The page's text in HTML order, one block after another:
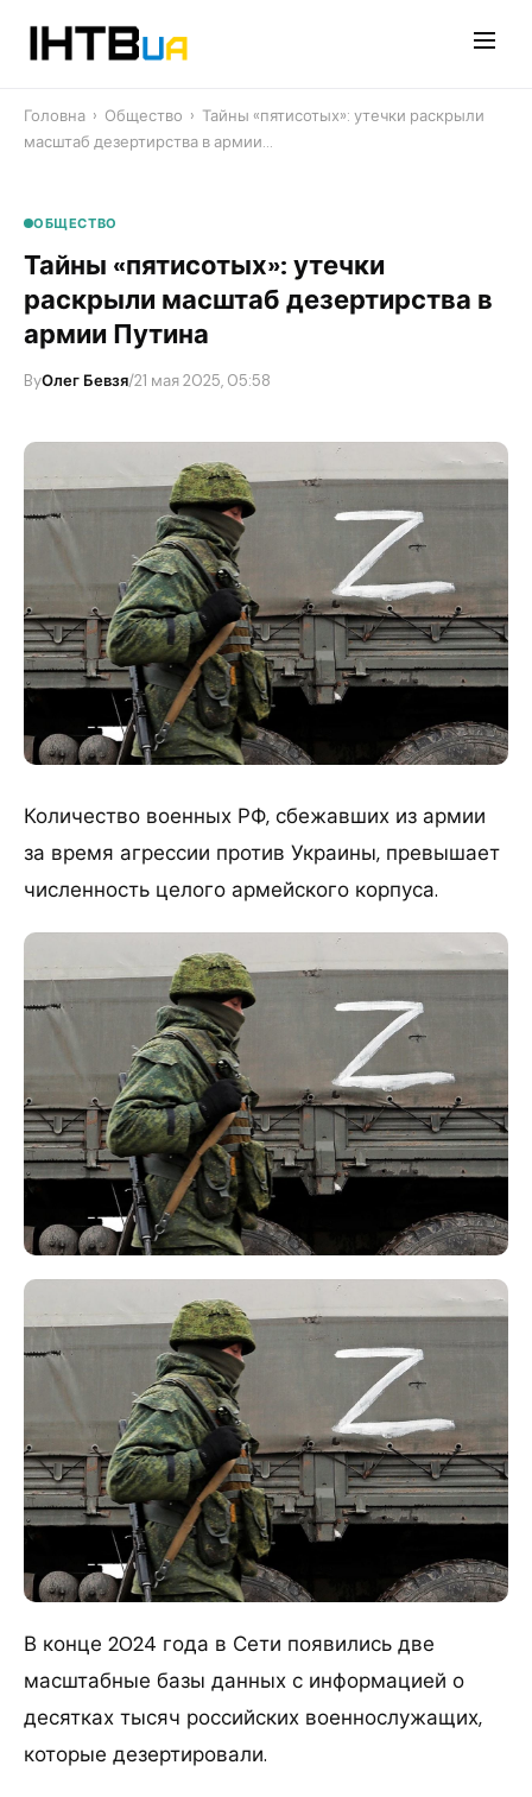
Головна › Общество › Тайны «пятисотых»: утечки раскрыли
масштаб дезертирства в армии…
ОБЩЕСТВО
Тайны «пятисотых»: утечки
раскрыли масштаб дезертирства в
армии Путина
ByОлег Бевзя/21 мая 2025, 05:58
Количество военных РФ, сбежавших из армии
за время агрессии против Украины, превышает
численность целого армейского корпуса.
В конце 2024 года в Сети появились две
масштабные базы данных с информацией о
десятках тысяч российских военнослужащих,
которые дезертировали.